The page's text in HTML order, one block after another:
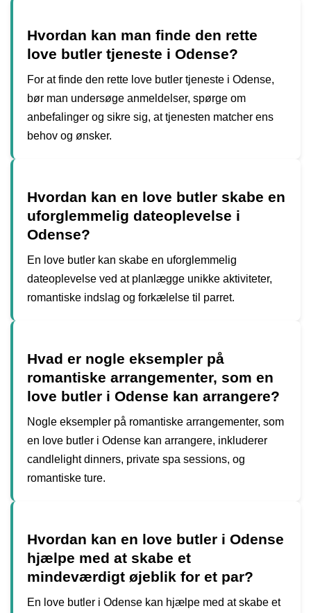
Hvordan kan man finde den rette
love butler tjeneste i Odense?
For at finde den rette love butler tjeneste i Odense,
bør man undersøge anmeldelser, spørge om
anbefalinger og sikre sig, at tjenesten matcher ens
behov og ønsker.
Hvordan kan en love butler skabe en
uforglemmelig dateoplevelse i
Odense?
En love butler kan skabe en uforglemmelig
dateoplevelse ved at planlægge unikke aktiviteter,
romantiske indslag og forkælelse til parret.
Hvad er nogle eksempler på
romantiske arrangementer, som en
love butler i Odense kan arrangere?
Nogle eksempler på romantiske arrangementer, som
en love butler i Odense kan arrangere, inkluderer
candlelight dinners, private spa sessions, og
romantiske ture.
Hvordan kan en love butler i Odense
hjælpe med at skabe et
mindeværdigt øjeblik for et par?
En love butler i Odense kan hjælpe med at skabe et